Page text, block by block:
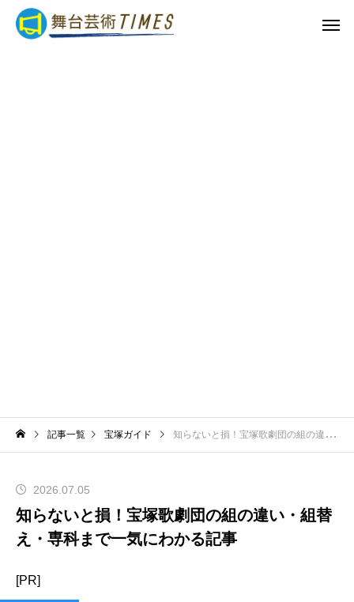
記事一覧 宝塚ガイド 知らないと損！宝塚歌劇団の組の違い・組替え・専科まで一気にわかる記事
2026.07.05
知らないと損！宝塚歌劇団の組の違い・組替
え・専科まで一気にわかる記事
[PR]